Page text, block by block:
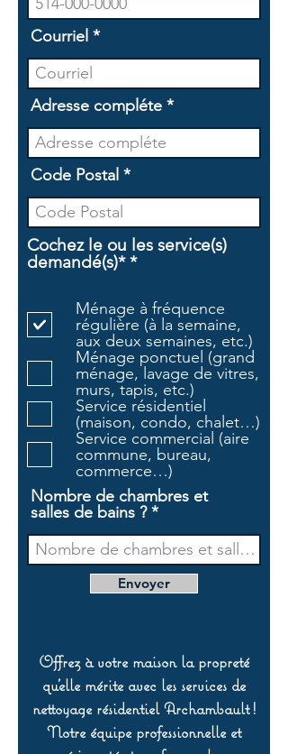
Courriel
Adresse compléte
Code Postal
Cochez le ou les service(s)
demandé(s)* *O
g
a
t
o
i
r
e
Ménage à fréquence
régulière (à la semaine,
aux deux semaines, etc.)
Ménage ponctuel (grand
ménage, lavage de vitres,
murs, tapis, etc.)
Service résidentiel
(maison, condo, chalet…)
Service commercial (aire
commune, bureau,
commerce…)
Nombre de chambres et
salles de bains ?
Envoyer
Offrez à votre maison la propreté
qu’elle mérite avec les services de
nettoyage résidentiel Archambault !
Notre équipe professionnelle et